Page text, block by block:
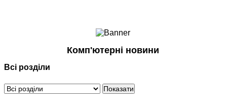
Смартфони
Периферія
Програмне забезпечення
Комп'ютерні новини
Всі розділи